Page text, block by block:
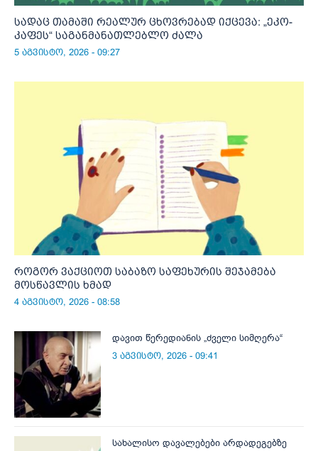
სადაც თამაში რეალურ ცხოვრებად იქცევა: „ეკო-
კაფეს“ საგანმანათლებლო ძალა
5 აგვისტო, 2026 - 09:27
როგორ ვაქციოთ საბაზო საფეხურის შეჯამება
მოსწავლის ხმად
4 აგვისტო, 2026 - 08:58
დავით წერედიანის „ძველი სიმღერა“
3 აგვისტო, 2026 - 09:41
სახალისო დავალებები არდადეგებზე